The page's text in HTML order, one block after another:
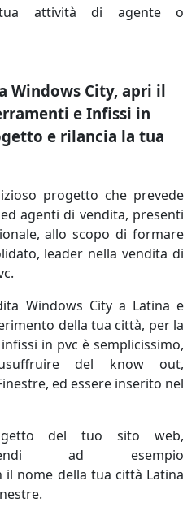
attività di agente o
Windows City, apri il
e Infissi in
e rilancia la tua
progetto che prevede
agenti di vendita, presenti
allo scopo di formare
leader nella vendita di
Windows City a Latina e
della tua città, per la
in pvc è semplicissimo,
del know out,
ed essere inserito nel
del tuo sito web,
ad esempio
il nome della tua città Latina